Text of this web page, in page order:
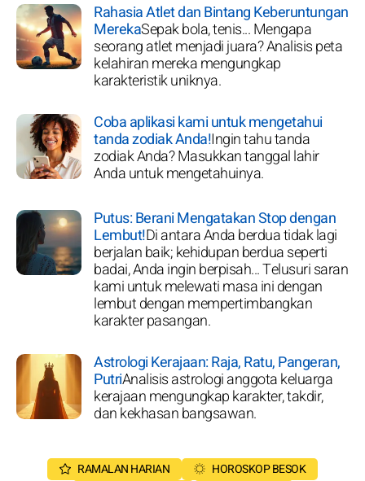
Rahasia Atlet dan Bintang Keberuntungan
MerekaSepak bola, tenis... Mengapa
seorang atlet menjadi juara? Analisis peta
kelahiran mereka mengungkap
karakteristik uniknya.
Coba aplikasi kami untuk mengetahui
tanda zodiak Anda!Ingin tahu tanda
zodiak Anda? Masukkan tanggal lahir
Anda untuk mengetahuinya.
Putus: Berani Mengatakan Stop dengan
Lembut!Di antara Anda berdua tidak lagi
berjalan baik; kehidupan berdua seperti
badai, Anda ingin berpisah... Telusuri saran
kami untuk melewati masa ini dengan
lembut dengan mempertimbangkan
karakter pasangan.
Astrologi Kerajaan: Raja, Ratu, Pangeran,
PutriAnalisis astrologi anggota keluarga
kerajaan mengungkap karakter, takdir,
dan kekhasan bangsawan.
RAMALAN HARIAN
HOROSKOP BESOK